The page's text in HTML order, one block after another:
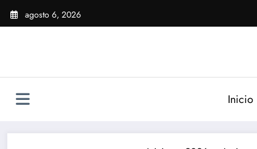
Saltar
agosto 6, 2026
Inicio